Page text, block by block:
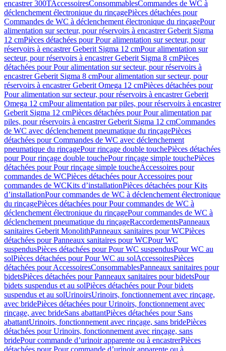
encastrer 300TAccessoiresConsommablesCommandes de WC à
déclenchement électronique du rinçagePièces détachées pour
Commandes de WC à déclenchement électronique du rinçagePour
alimentation sur secteur, pour réservoirs à encastrer Geberit Sigma
12 cmPièces détachées pour Pour alimentation sur secteur, pour
réservoirs à encastrer Geberit Sigma 12 cmPour alimentation sur
secteur, pour réservoirs à encastrer Geberit Sigma 8 cmPièces
détachées pour Pour alimentation sur secteur, pour réservoirs à
encastrer Geberit Sigma 8 cmPour alimentation sur secteur, pour
réservoirs à encastrer Geberit Omega 12 cmPièces détachées pour
Pour alimentation sur secteur, pour réservoirs à encastrer Geberit
Omega 12 cmPour alimentation par piles, pour réservoirs à encastrer
Geberit Sigma 12 cmPièces détachées pour Pour alimentation par
piles, pour réservoirs à encastrer Geberit Sigma 12 cmCommandes
de WC avec déclenchement pneumatique du rinçagePièces
détachées pour Commandes de WC avec déclenchement
pneumatique du rinçagePour rinçage double touchePièces détachées
pour Pour rinçage double touchePour rinçage simple touchePièces
détachées pour Pour rinçage simple toucheAccessoires pour
commandes de WCPièces détachées pour Accessoires pour
commandes de WCKits d’installationPièces détachées pour Kits
d’installationPour commandes de WC à déclenchement électronique
du rinçagePièces détachées pour Pour commandes de WC à
déclenchement électronique du rinçagePour commandes de WC à
déclenchement pneumatique du rinçageRaccordementsPanneaux
sanitaires Geberit MonolithPanneaux sanitaires pour WCPièces
détachées pour Panneaux sanitaires pour WCPour WC
suspendusPièces détachées pour Pour WC suspendusPour WC au
solPièces détachées pour Pour WC au solAccessoiresPièces
détachées pour AccessoiresConsommablesPanneaux sanitaires pour
bidetsPièces détachées pour Panneaux sanitaires pour bidetsPour
bidets suspendus et au solPièces détachées pour Pour bidets
suspendus et au solUrinoirsUrinoirs, fonctionnement avec rinçage,
avec bridePièces détachées pour Urinoirs, fonctionnement avec
rinçage, avec brideSans abattantPièces détachées pour Sans
abattantUrinoirs, fonctionnement avec rinçage, sans bridePièces
détachées pour Urinoirs, fonctionnement avec rinçage, sans
bridePour commande d’urinoir apparente ou à encastrerPièces
détachées pour Pour commande d’urinoir apparente ou à